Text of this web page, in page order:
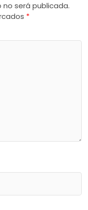
será publicada.
*